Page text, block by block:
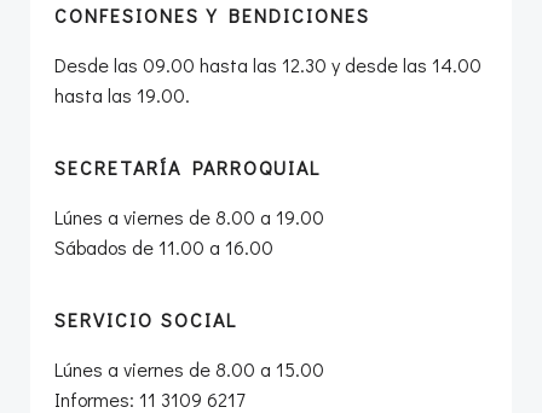
CONFESIONES Y BENDICIONES
Desde las 09.00 hasta las 12.30 y desde las 14.00
hasta las 19.00.
SECRETARÍA PARROQUIAL
Lúnes a viernes de 8.00 a 19.00
Sábados de 11.00 a 16.00
SERVICIO SOCIAL
Lúnes a viernes de 8.00 a 15.00
Informes: 11 3109 6217